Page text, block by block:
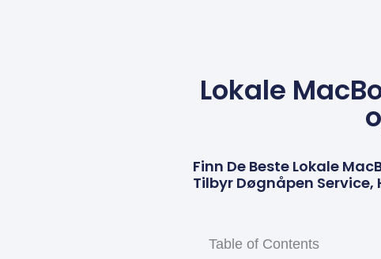
Lokale
Finn De Beste Lokale
Tilbyr Døgnåpen Service,
Table of Contents